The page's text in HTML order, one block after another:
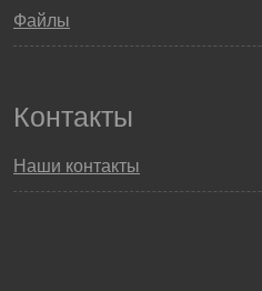
Файлы
Контакты
Наши контакты